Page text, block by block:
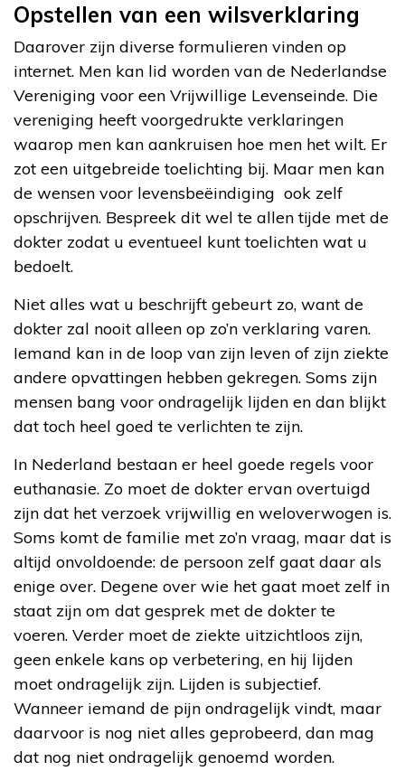
Opstellen van een wilsverklaring
Daarover zijn diverse formulieren vinden op
internet. Men kan lid worden van de Nederlandse
Vereniging voor een Vrijwillige Levenseinde. Die
vereniging heeft voorgedrukte verklaringen
waarop men kan aankruisen hoe men het wilt. Er
zot een uitgebreide toelichting bij. Maar men kan
de wensen voor levensbeëindiging ook zelf
opschrijven. Bespreek dit wel te allen tijde met de
dokter zodat u eventueel kunt toelichten wat u
bedoelt.
Niet alles wat u beschrijft gebeurt zo, want de
dokter zal nooit alleen op zo’n verklaring varen.
Iemand kan in de loop van zijn leven of zijn ziekte
andere opvattingen hebben gekregen. Soms zijn
mensen bang voor ondragelijk lijden en dan blijkt
dat toch heel goed te verlichten te zijn.
In Nederland bestaan er heel goede regels voor
euthanasie. Zo moet de dokter ervan overtuigd
zijn dat het verzoek vrijwillig en weloverwogen is.
Soms komt de familie met zo’n vraag, maar dat is
altijd onvoldoende: de persoon zelf gaat daar als
enige over. Degene over wie het gaat moet zelf in
staat zijn om dat gesprek met de dokter te
voeren. Verder moet de ziekte uitzichtloos zijn,
geen enkele kans op verbetering, en hij lijden
moet ondragelijk zijn. Lijden is subjectief.
Wanneer iemand de pijn ondragelijk vindt, maar
daarvoor is nog niet alles geprobeerd, dan mag
dat nog niet ondragelijk genoemd worden.